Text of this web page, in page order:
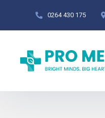
0264 430 175